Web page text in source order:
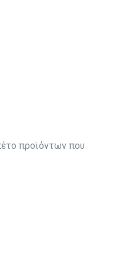
προϊόντων που